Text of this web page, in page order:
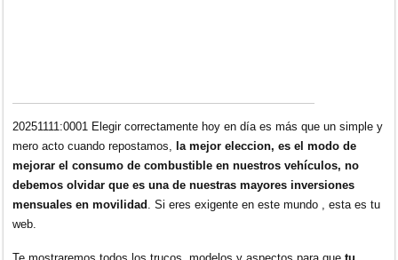
20251111:0001 Elegir correctamente hoy en día es más que un simple y
mero acto cuando repostamos, la mejor eleccion, es el modo de
mejorar el consumo de combustible en nuestros vehículos, no
debemos olvidar que es una de nuestras mayores inversiones
mensuales en movilidad . Si eres exigente en este mundo , esta es tu
web.